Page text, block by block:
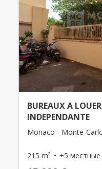
BUREAUX A
INDEPENDANTE
Monaco - Monte-
215 m² +5